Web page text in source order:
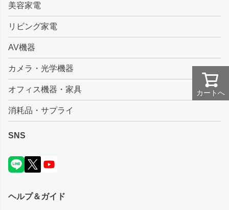
カートへ
美容家電
リビング家電
AV機器
カメラ・光学機器
オフィス機器・家具
消耗品・サプライ
SNS
ヘルプ＆ガイド